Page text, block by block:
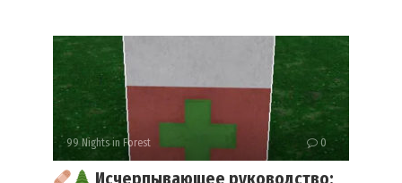
99 Nights in Forest 0
Исчерпывающее руководство: